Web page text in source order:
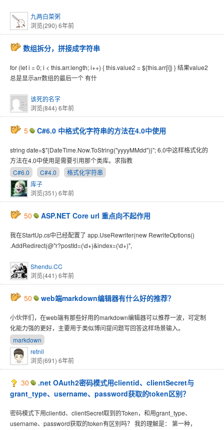
九两白菜粥
浏览(290) 6年前
数组拆分，拼接成字符串
for (let i = 0; i < this.arr.length; i++) { this.value2 = ${this.arr[i]} } 结果value2
总是显示arr数组的最后一个 有什
该死的名字
浏览(844) 6年前
5 C#6.0 中格式化字符串的方法在4.0中使用
string date=$"{DateTime.Now.ToString("yyyyMMdd")}"; 6.0中这样格式化的
方法在4.0中使用是需要引用那个类库。求指教
C#6.0
C#4.0
格式化字符串
库子
浏览(351) 6年前
50 ASP.NET Core url 重点向不起作用
我在StartUp.cs中已经配置了 app.UseRewriter(new RewriteOptions()
.AddRedirect(@"r?postId=(\d+)&index=(\d+)",
Shendu.CC
浏览(441) 6年前
50 web端markdown编辑器有什么好的推荐？
小伙伴们，在web端有那些好用的markdown编辑器可以推荐一波，可定制
化能力强的更好，主要用于类似博问提问题写回答这样场景输入。
markdown
retnil
浏览(691) 6年前
30
.net OAuth2密码模式用clientid、clientSecret与
grant_type、username、password获取的token区别？
密码模式下用clientid、clientSecret取到的Token，和用grant_type、
username、password获取的token有区别吗？ 我的理解是： 第一种，